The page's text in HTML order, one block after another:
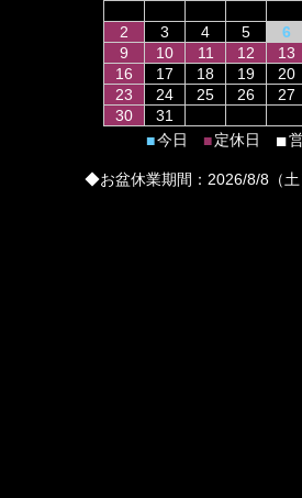
2
3 4 5 6
9
10 11 12 13
16
17 18 19 20
23
24 25 26 27
30
31
■今日 ■定休日 ■
◆お盆休業期間：2026/8/8（土